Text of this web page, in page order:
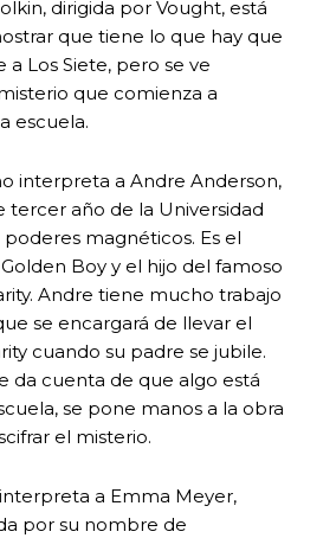
dirigida por Vought, está
que tiene lo que hay que
a Los Siete, pero se ve
que comienza a
escuela.
interpreta a Andre Anderson,
tercer año de la Universidad
magnéticos. Es el
Boy y el hijo del famoso
Andre tiene mucho trabajo
se encargará de llevar el
cuando su padre se jubile.
da cuenta de que algo está
se pone manos a la obra
el misterio.
a Emma Meyer,
por su nombre de